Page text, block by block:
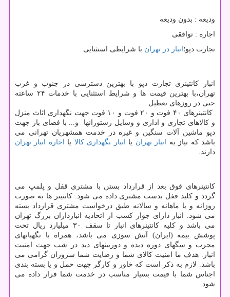
ودیعه : بدون ودیعه
اجاره : توافقی
تجارت دپو؛ انبار در تهران با شرایطی استثنایی
انبار کانتینری تجارت دپو با بهترین دسترسی در جنوب و غرب
تهران،با بهترین قیمت ها و شرایط استثنایی با خدمات ۲۴ ساعته
حتی در روزهای تعطیل.
کانتینرهای ۴۰ فوت و ۲۰ فوت و ۱۰ فوت جهت نگهداری اثاث منزل
و کالاهای تجاری و اداری و وسایل رستورانها و... با فضای باز جهت
دپو ماشین آلات سنگین و غیره در خدمت همشهریان تهرانی می
باشد که نیاز به
انبار تهران یا انبار نگهداری کالا یا
اجاره انبار تهران
دارند.
کانتینرهای فوق بعد از قرارداد بستن با مشتری قفل و پلمپ می
گردد و کلید قفل بدست مشتری داده می شود. کانتینر ها به صورت
روزانه و یا ماهانه و سالانه طبق درخواست مشتری قرارداد بسته
می شود. انبار دارای جواز کسب از اتحادیه انبارداران بزرگ تهران
می باشد و کلیه کانتینرهای انبار تا سقف ۳۰ میلیارد ریال تحت
پوشش بیمه (ایران) آتش سوزی می باشد، همراه با نگهبانهای
مجرب و سگهای دوره دیده و دوربینهای دید در شب جهت امنیت
انبار. هدف ما امنیت کالای شما و رضایت شما سروران گرامی می
باشد. لازم به ذکر است که خاور و کارگر جهت حمل و یا بسته بندی
اجناس شما با قیمت بسیار مناسب در خدمت شما قرار داده می
شود.